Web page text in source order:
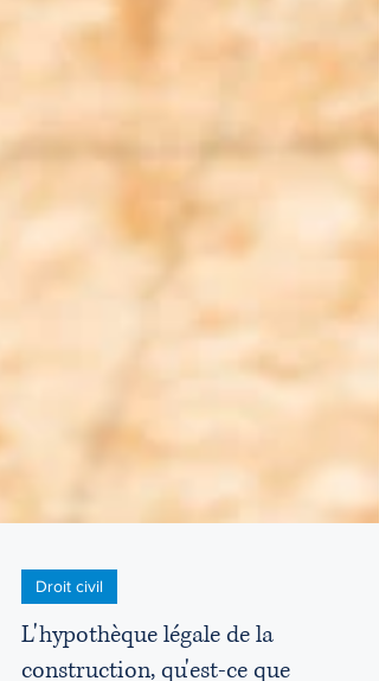
Droit civil
L'hypothèque légale de la